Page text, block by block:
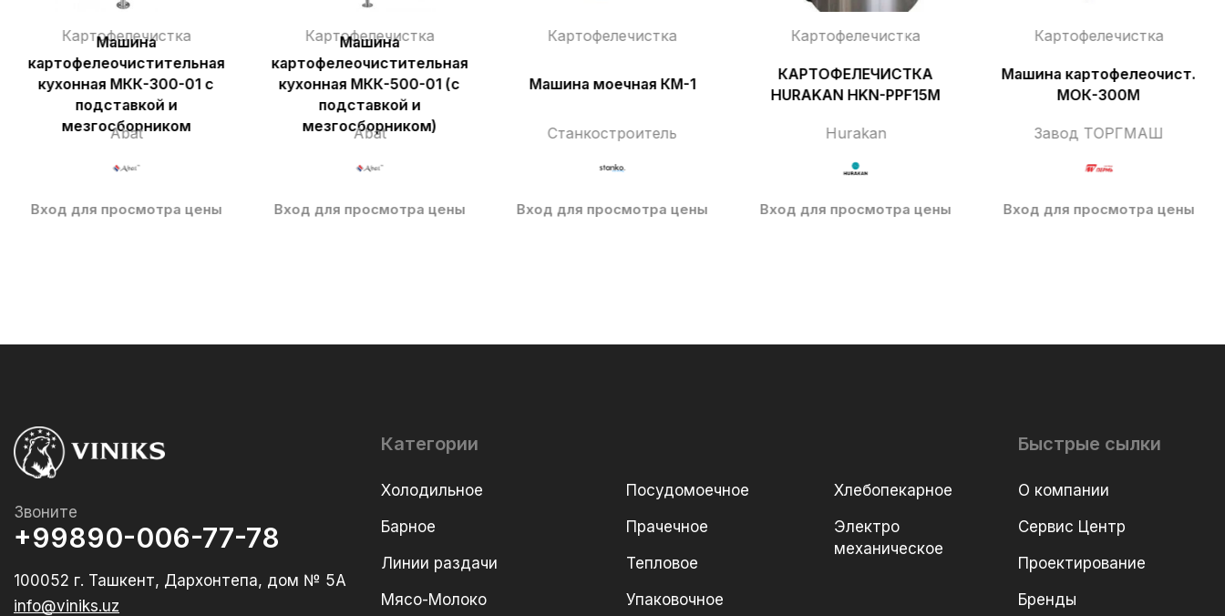
Картофелечистка
Машина
картофелеочистительная
кухонная МКК-300-01 с
подставкой и
мезгосборником
Abat
Вход для просмотра цены
Картофелечистка
Машина
картофелеочистительная
кухонная МКК-500-01 (с
подставкой и
мезгосборником)
Abat
Вход для просмотра цены
Картофелечистка
Машина моечная КМ-1
Станкостроитель
Вход для просмотра цены
Картофелечистка
КАРТОФЕЛЕЧИСТКА
HURAKAN HKN-PPF15M
Hurakan
Вход для просмотра цены
Картофелечистка
Машина картофелеочист.
МОК-300М
Завод ТОРГМАШ
Вход для просмотра цены
Звоните
+99890-006-77-78
100052 г. Ташкент, Дархонтепа, дом № 5А
info@viniks.uz
Категории
Холодильное
Барное
Линии раздачи
Мясо-Молоко
Посудомоечное
Прачечное
Тепловое
Упаковочное
Хлебопекарное
Электро
механическое
Быстрые сылки
О компании
Сервис Центр
Проектирование
Бренды